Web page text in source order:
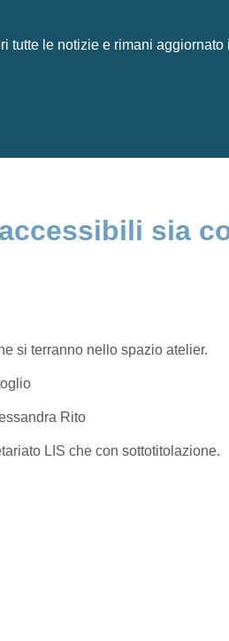
tutte le notizie e rimani
sia
si terranno nello spazio atelier.
Rito
LIS che con sottotitolazione.